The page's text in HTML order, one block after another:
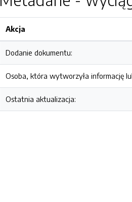
Akcja
Dodanie dokumentu:
Osoba, która wytworzyła informację
Ostatnia aktualizacja: